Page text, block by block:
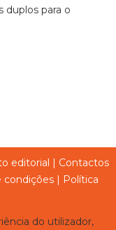
para o
editorial | Contactos
condições | Política
do utilizador,